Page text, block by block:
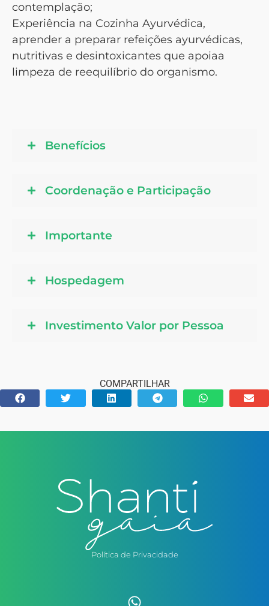
contemplação;
Experiência na Cozinha Ayurvédica,
aprender a preparar refeições ayurvédicas,
nutritivas e desintoxicantes que apoiaa
limpeza de reequilíbrio do organismo.
Benefícios
Coordenação e Participação
Importante
Hospedagem
Investimento Valor por Pessoa
COMPARTILHAR
Política de Privacidade